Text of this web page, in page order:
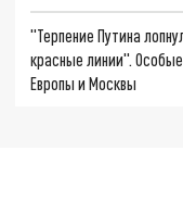
"Терпение Путина
красные линии".
Европы и Москвы